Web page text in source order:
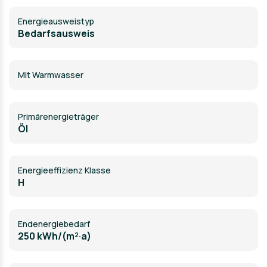
Energie­ausweistyp
Bedarfsausweis
Mit Warmwasser
Primärenergieträger
Öl
Energieeffizienz Klasse
H
Endenergiebedarf
250 kWh/(m²·a)